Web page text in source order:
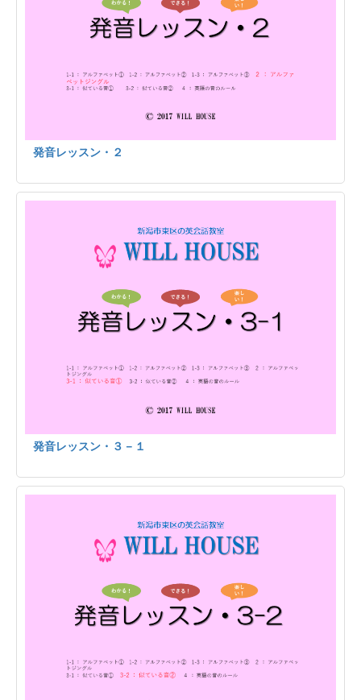
発音レッスン・２
発音レッスン・３－１